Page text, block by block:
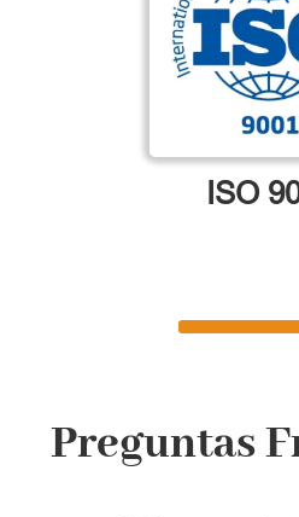
ISO
Preguntas